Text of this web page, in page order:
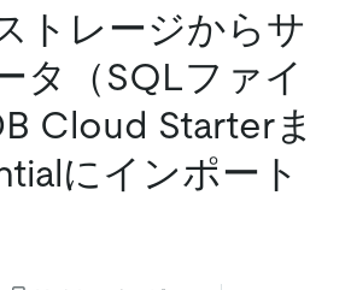
トレージからサ
タ（SQLファイ
Cloud Starterま
にインポート